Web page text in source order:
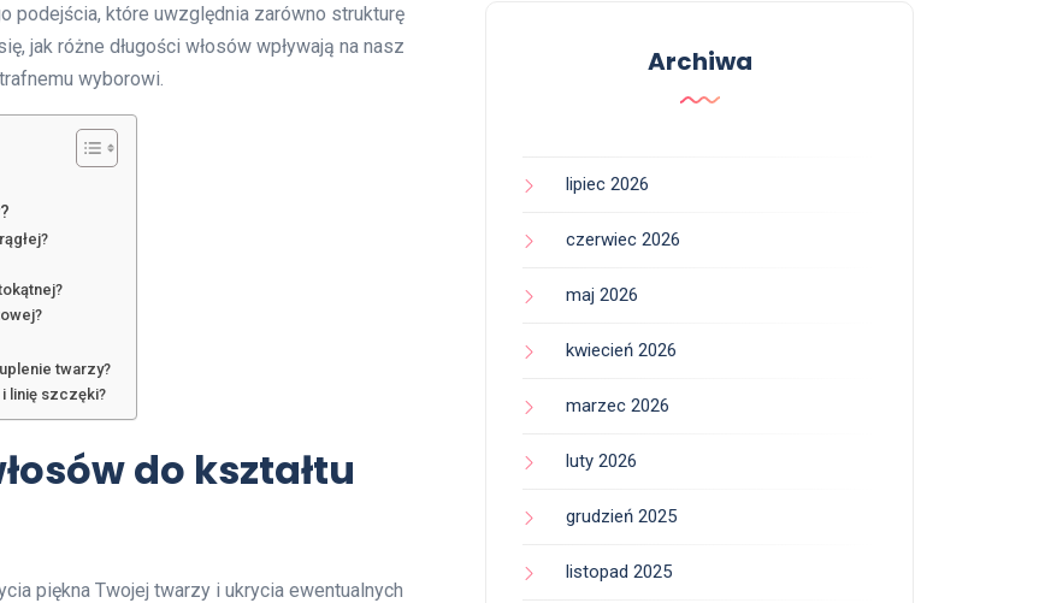
podejścia, które uwzględnia zarówno strukturę
jak różne długości włosów wpływają na nasz
wyborowi.
twarzy?
linię szczęki?
do kształtu
piękna Twojej twarzy i ukrycia ewentualnych
Archiwa
lipiec 2026
czerwiec 2026
maj 2026
kwiecień 2026
marzec 2026
luty 2026
grudzień 2025
listopad 2025